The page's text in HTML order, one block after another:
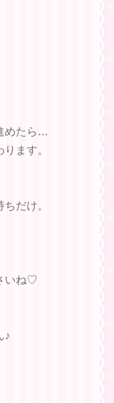
めたら…
ます。
だけ。
いね♡
♪